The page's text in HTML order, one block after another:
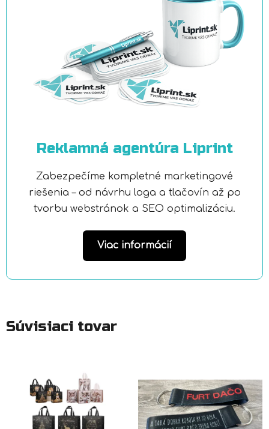
Reklamná agentúra Liprint
Zabezpečíme kompletné marketingové
riešenia – od návrhu loga a tlačovín až po
tvorbu webstránok a SEO optimalizáciu.
Viac informácií
Súvisiaci tovar